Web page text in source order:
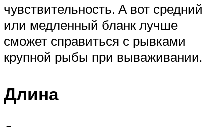
чувствительность. А вот средний
или медленный бланк лучше
сможет справиться с рывками
крупной рыбы при вываживании.
Длина